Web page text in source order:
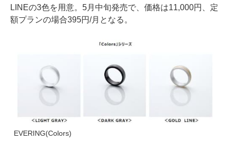
LINEの3色を用意。5月中旬発売で、価格は11,000円、定
額プランの場合395円/月となる。
EVERING(Colors)